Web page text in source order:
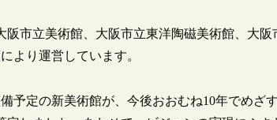
阪市立美術館、大阪市立東洋陶磁美術館、大
より運営しています。
予定の新美術館が、今後おおむね10年でめざ